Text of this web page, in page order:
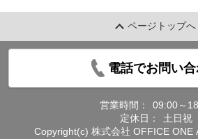
ページトップへ
電話でお問い
営業時間：
09:00～
定休日：
土日祝
Copyright(c) 株式会社 OFFICE ONE